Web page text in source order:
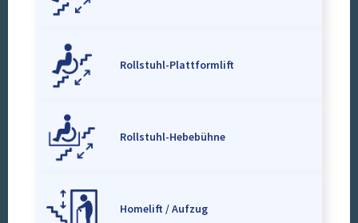
Rollstuhl-Plattformlift
Rollstuhl-Hebebühne
Homelift / Aufzug